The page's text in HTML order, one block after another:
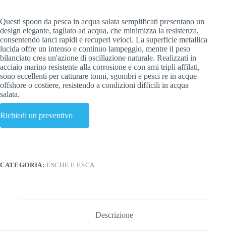
Questi spoon da pesca in acqua salata semplificati presentano un
design elegante, tagliato ad acqua, che minimizza la resistenza,
consentendo lanci rapidi e recuperi veloci. La superficie metallica
lucida offre un intenso e continuo lampeggio, mentre il peso
bilanciato crea un'azione di oscillazione naturale. Realizzati in
acciaio marino resistente alla corrosione e con ami tripli affilati,
sono eccellenti per catturare tonni, sgombri e pesci re in acque
offshore o costiere, resistendo a condizioni difficili in acqua
salata.
Richiedi un preventivo
CATEGORIA:ESCHE E ESCA
Descrizione